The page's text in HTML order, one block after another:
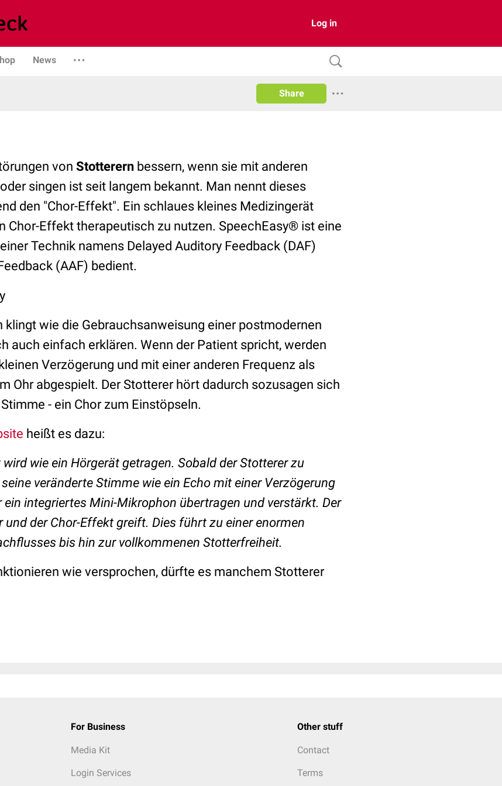
Log in
News
Share
von Stotterern bessern, wenn sie mit anderen
singen ist seit langem bekannt. Man nennt dieses
den "Chor-Effekt". Ein schlaues kleines Medizingerät
Chor-Effekt therapeutisch zu nutzen. SpeechEasy® ist eine
Technik namens Delayed Auditory Feedback (DAF)
(AAF) bedient.
klingt wie die Gebrauchsanweisung einer postmodernen
auch einfach erklären. Wenn der Patient spricht, werden
Verzögerung und mit einer anderen Frequenz als
Ohr abgespielt. Der Stotterer hört dadurch sozusagen sich
- ein Chor zum Einstöpseln.
heißt es dazu:
wird wie ein Hörgerät getragen. Sobald der Stotterer zu
veränderte Stimme wie ein Echo mit einer Verzögerung
ein integriertes Mini-Mikrophon übertragen und verstärkt. Der
der Chor-Effekt greift. Dies führt zu einer enormen
bis hin zur vollkommenen Stotterfreiheit.
wie versprochen, dürfte es manchem Stotterer
For Business
Media Kit
Login Services
Other stuff
Contact
Terms